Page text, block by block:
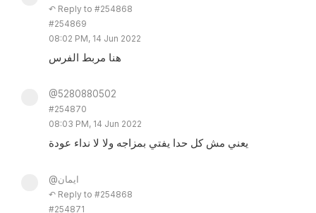
↶ Reply to #254868
#254869
08:02 PM, 14 Jun 2022
هنا مربط الفرس
@5280880502
#254870
08:03 PM, 14 Jun 2022
يعني مش كل حدا يفتي بمزاجه ولا لا نداء عودة
@ايمان
↶ Reply to #254868
#254871